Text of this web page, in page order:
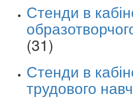
Стенди в
(31)
Стенди в
трудового